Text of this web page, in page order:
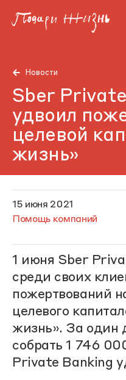
Новости
Sber
удвоил
целевой
жизнь»
15 июня 2021
Помощь компаний
1 июня Sber
среди своих
пожертвований
целевого
жизнь». За один
собрать 1 746
Private Banking